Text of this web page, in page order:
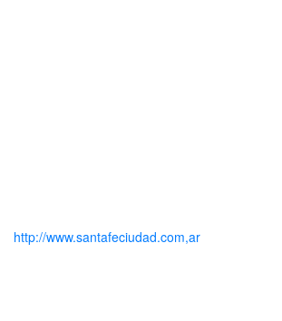
http://www.santafeciudad.com,ar